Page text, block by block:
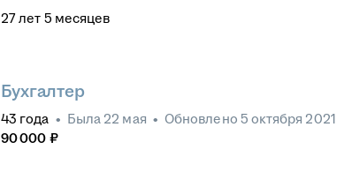
27лет 5 месяцев
Бухгалтер
43 года • Была 22 мая • Обновлено 5 октября 2021
90 000 ₽